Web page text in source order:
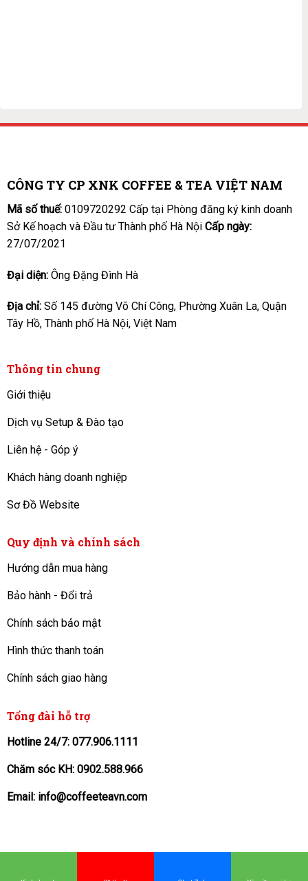
CÔNG TY CP XNK COFFEE & TEA VIỆT NAM
Mã số thuế:0109720292 Cấp tại Phòng đăng ký kinh doanh
Sở Kế hoạch và Đầu tư Thành phố Hà Nội Cấp ngày:
27/07/2021
Đại diện: Ông Đặng Đình Hà
Địa chỉ: Số 145 đường Võ Chí Công, Phường Xuân La, Quận
Tây Hồ, Thành phố Hà Nội, Việt Nam
Thông tin chung
Giới thiệu
Dịch vụ Setup & Đào tạo
Liên hệ - Góp ý
Khách hàng doanh nghiệp
Sơ Đồ Website
Quy định và chính sách
Hướng dẫn mua hàng
Bảo hành - Đổi trả
Chính sách bảo mật
Hình thức thanh toán
Chính sách giao hàng
Tổng đài hỗ trợ
Hotline 24/7: 077.906.1111
Chăm sóc KH: 0902.588.966
Email: info@coffeeteavn.com